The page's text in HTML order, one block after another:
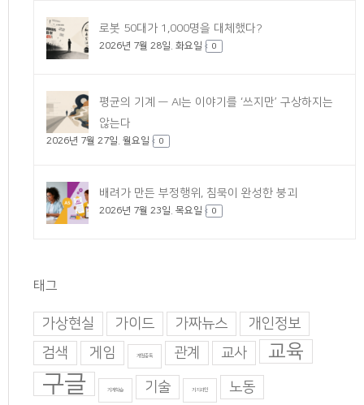
로봇 50대가 1,000명을 대체했다?
2026년 7월 28일. 화요일 0
평균의 기계 — AI는 이야기를 ‘쓰지만’ 구상하지는
않는다
2026년 7월 27일. 월요일 0
배려가 만든 부정행위, 침묵이 완성한 붕괴
2026년 7월 23일. 목요일 0
태그
가상현실 가이드 가짜뉴스
개인정보
검색
게임 게임중독 관계 교사 교육
구글 기계학습 기술 기지과인 노동